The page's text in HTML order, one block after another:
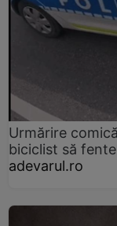
Urmărire
biciclist să
adevarul.ro